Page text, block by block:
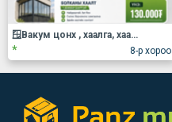
8-р хороо
🪟Вакум цонх , хаалга, хаалт
*